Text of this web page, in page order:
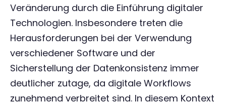
Veränderung durch die Einführung digitaler
Technologien. Insbesondere treten die
Herausforderungen bei der Verwendung
verschiedener Software und der
Sicherstellung der Datenkonsistenz immer
deutlicher zutage, da digitale Workflows
zunehmend verbreitet sind. In diesem Kontext